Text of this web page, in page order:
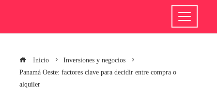
Inicio
Inversiones y negocios
Panamá Oeste: factores clave para decidir entre compra o
alquiler